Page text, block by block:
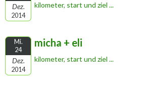
Dez.
2014
kilometer, start und ziel ...
Mi.
24
Dez.
2014
micha + eli
kilometer, start und ziel ...